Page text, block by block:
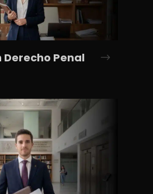
Penal